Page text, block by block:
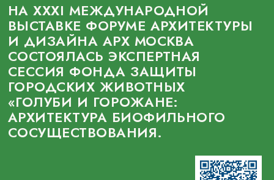
НА XXXI МЕЖДУНАРОДНОЙ
ВЫСТАВКЕ ФОРУМЕ АРХИТЕКТУРЫ
И ДИЗАЙНА АРХ МОСКВА
СОСТОЯЛАСЬ ЭКСПЕРТНАЯ
СЕССИЯ ФОНДА ЗАЩИТЫ
ГОРОДСКИХ ЖИВОТНЫХ
«ГОЛУБИ И ГОРОЖАНЕ:
АРХИТЕКТУРА БИОФИЛЬНОГО
СОСУЩЕСТВОВАНИЯ.